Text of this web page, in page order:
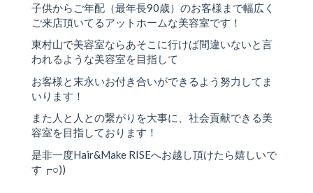
子供からご年配（最年長90歳）のお客様まで幅広く
ご来店頂いてるアットホームな美容室です！
東村山で美容室ならあそこに行けば間違いないと言
われるような美容室を目指して
お客様と末永いお付き合いができるよう努力してま
いります！
また人と人との繋がりを大事に、社会貢献できる美
容室を目指しております！
是非一度Hair&Make RISEへお越し頂けたら嬉しいで
す┏○))